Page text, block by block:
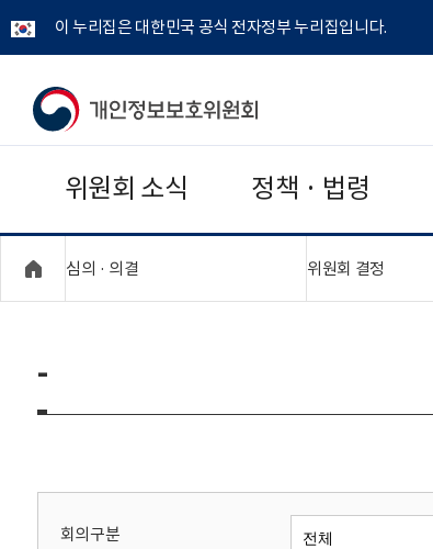
이 누리집은 대한민국 공식 전자정부 누리집입니다.
개
보
보
위
회
위원회 소식 정책 · 법령
심의 · 의결 위원회 결정
-
회의구분